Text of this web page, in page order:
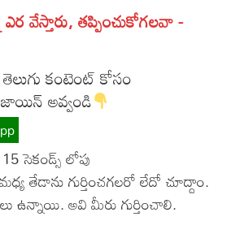
Devotional Songs
Movie Songs
Devotional Songs
Movie Songs
– Movie Songs
వేస్తారు, తప్పించుకోగలవా -
కంటెంట్ కోసం
జాయిన్ అవ్వండి
సెకండ్స్ లోపు
తేడాను గుర్తించగలరో లేదో చూద్దాం.
ఉన్నాయి. అవి మీరు గుర్తించాలి.